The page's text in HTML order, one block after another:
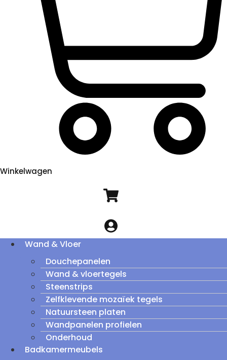
Winkelwagen
Wand & Vloer
Douchepanelen
Wand & vloertegels
Steenstrips
Zelfklevende mozaïek tegels
Natuursteen platen
Wandpanelen profielen
Onderhoud
Badkamermeubels